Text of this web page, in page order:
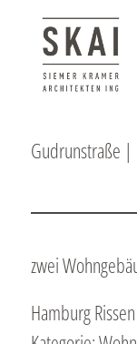
Gudrunstraße |
zwei
Hamburg Rissen